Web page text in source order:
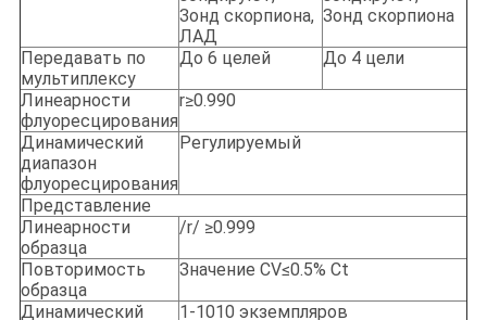
Зонд скорпиона,
ЛАД
Зонд скорпиона
Передавать по
мультиплексу
До 6 целей До 4 цели
Линеарности
флуоресцирования
r≥0.990
Динамический
диапазон
флуоресцирования
Регулируемый
Представление
Линеарности
образца
/r/ ≥0.999
Повторимость
образца
Значение CV≤0.5% Ct
Динамический
1-1010 экземпляров